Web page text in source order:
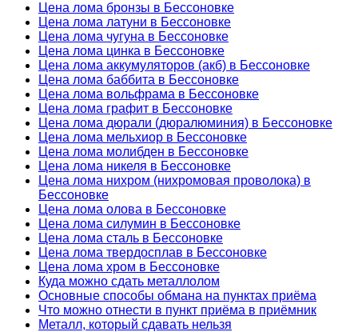
Цена лома бронзы в Бессоновке
Цена лома латуни в Бессоновке
Цена лома чугуна в Бессоновке
Цена лома цинка в Бессоновке
Цена лома аккумуляторов (акб) в Бессоновке
Цена лома баббита в Бессоновке
Цена лома вольфрама в Бессоновке
Цена лома графит в Бессоновке
Цена лома дюрали (дюралюминия) в Бессоновке
Цена лома мельхиор в Бессоновке
Цена лома молибден в Бессоновке
Цена лома никеля в Бессоновке
Цена лома нихром (нихромовая проволока) в
Бессоновке
Цена лома олова в Бессоновке
Цена лома силумин в Бессоновке
Цена лома сталь в Бессоновке
Цена лома твердосплав в Бессоновке
Цена лома хром в Бессоновке
Куда можно сдать металлолом
Основные способы обмана на пунктах приёма
Что можно отнести в пункт приёма в приёмник
Металл, который сдавать нельзя